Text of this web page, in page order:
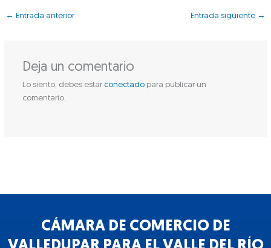
← Entrada anterior Entrada siguiente →
Deja un comentario
Lo siento, debes estar conectadopara publicar un
comentario.
CÁMARA DE COMERCIO DE